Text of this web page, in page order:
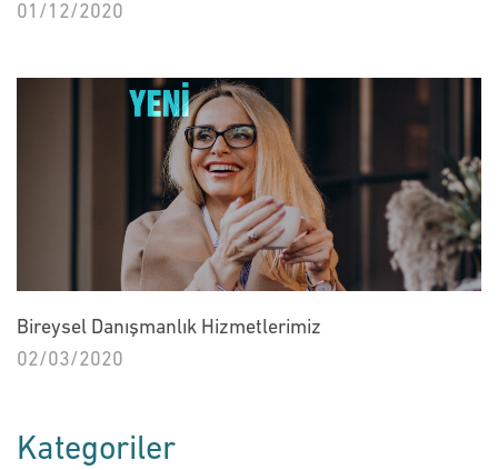
01/12/2020
Bireysel Danışmanlık Hizmetlerimiz
02/03/2020
Kategoriler